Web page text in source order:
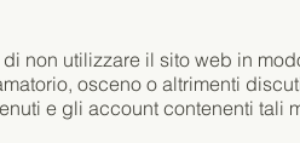
non utilizzare il sito web in
osceno o altrimenti
e gli account contenenti tali